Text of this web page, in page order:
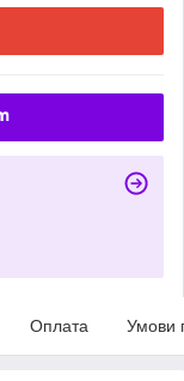
Оплата Умови